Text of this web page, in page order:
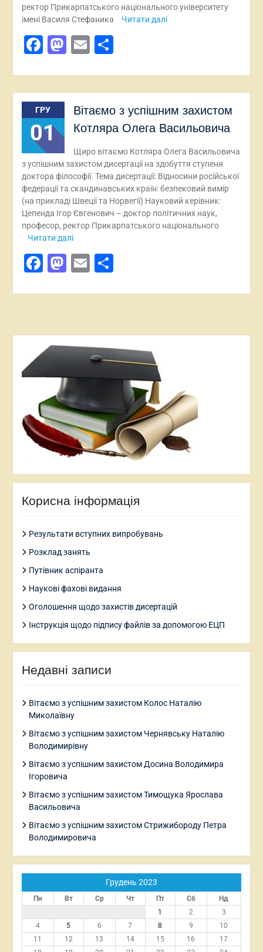
ректор Прикарпатського національного університету
імені Василя Стефаника
Читати далі
Facebook
Mastodon
EmailПоділитися
ГРУ
01
Вітаємо з успішним захистом
Котляра Олега Васильовича
Щиро вітаємо Котляра Олега Васильовича
з успішним захистом дисертації на здобуття ступеня
доктора філософії. Тема дисертації: Відносини російської
федерації та скандинавських країн: безпековий вимір
(на прикладі Швеції та Норвегії) Науковий керівник:
Цепенда Ігор Євгенович – доктор політичних наук,
професор, ректор Прикарпатського національного
Читати далі
Facebook
Mastodon
EmailПоділитися
Корисна інформація
Результати вступних випробувань
Розклад занять
Путівник аспіранта
Наукові фахові видання
Оголошення щодо захистів дисертацій
Інструкція щодо підпису файлів за допомогою ЕЦП
Недавні записи
Вітаємо з успішним захистом Колос Наталію
Миколаївну
Вітаємо з успішним захистом Чернявську Наталію
Володимирівну
Вітаємо з успішним захистом Досина Володимира
Ігоровича
Вітаємо з успішним захистом Тимощука Ярослава
Васильовича
Вітаємо з успішним захистом Стрижибороду Петра
Володимировича
Грудень 2023
Пн Вт Ср Чт Пт Сб
Нд
1
2
3
4
5 6 7 8 9
10
11
12 13 14 15 16
17